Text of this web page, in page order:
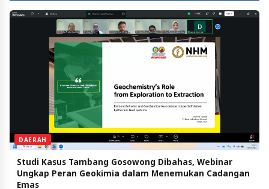
DAERAH
Studi Kasus Tambang Gosowong Dibahas, Webinar
Ungkap Peran Geokimia dalam Menemukan Cadangan
Emas